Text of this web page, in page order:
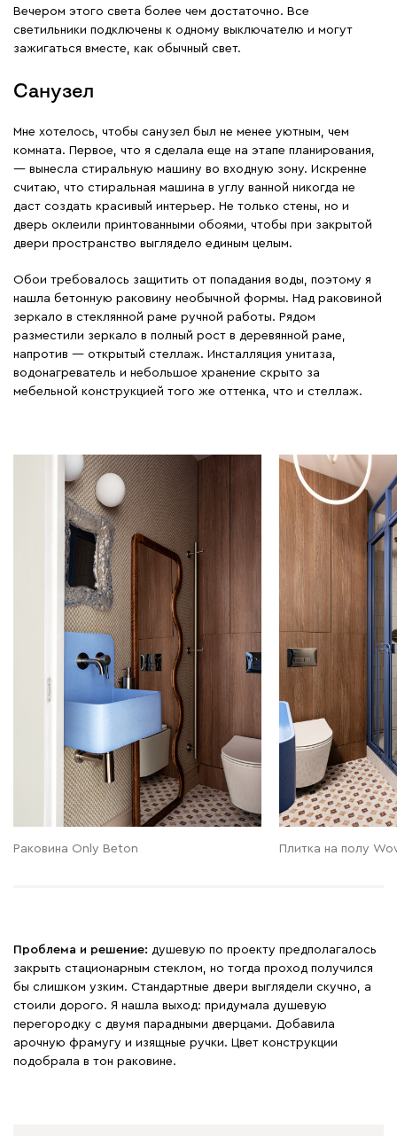
Вечером этого света более чем достаточно. Все
светильники подключены к одному выключателю и могут
зажигаться вместе, как обычный свет.
Санузел
Мне хотелось, чтобы санузел был не менее уютным, чем
комната. Первое, что я сделала еще на этапе планирования,
— вынесла стиральную машину во входную зону. Искренне
считаю, что стиральная машина в углу ванной никогда не
даст создать красивый интерьер. Не только стены, но и
дверь оклеили принтованными обоями, чтобы при закрытой
двери пространство выглядело единым целым.
Обои требовалось защитить от попадания воды, поэтому я
нашла бетонную раковину необычной формы. Над раковиной
зеркало в стеклянной раме ручной работы. Рядом
разместили зеркало в полный рост в деревянной раме,
напротив — открытый стеллаж. Инсталляция унитаза,
водонагреватель и небольшое хранение скрыто за
мебельной конструкцией того же оттенка, что и стеллаж.
Раковина Only Beton Плитка на полу
Проблема и решение: душевую по проекту предполагалось
закрыть стационарным стеклом, но тогда проход получился
бы слишком узким. Стандартные двери выглядели скучно, а
стоили дорого. Я нашла выход: придумала душевую
перегородку с двумя парадными дверцами. Добавила
арочную фрамугу и изящные ручки. Цвет конструкции
подобрала в тон раковине.